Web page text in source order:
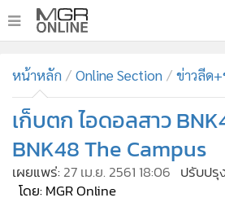
ทันเหตุการณ์
• ภาคใต้
Online Section
บันเทิง
หน้าหลัก Online Section ข่าวลีด
เก็บตก ไอดอลสาว
BNK48 The Campus
เผยแพร่: 27 เม.ย. 2561 18:06 ปรับปรุ
โดย: MGR Online